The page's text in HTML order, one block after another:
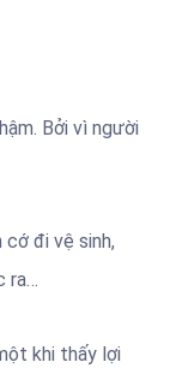
Bởi vì người
đi vệ sinh,
ra…
khi thấy lợi